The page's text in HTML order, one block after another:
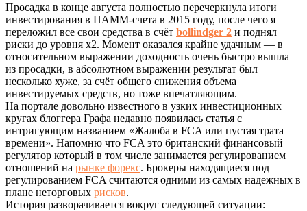
Просадка в конце августа полностью перечеркнула итоги
инвестирования в ПАММ-счета в 2015 году, после чего я
переложил все свои средства в счёт bollindger 2 и поднял
риски до уровня х2. Момент оказался крайне удачным — в
относительном выражении доходность очень быстро вышла
из просадки, в абсолютном выражении результат был
несколько хуже, за счёт общего снижения объема
инвестируемых средств, но тоже впечатляющим.
На портале довольно известного в узких инвестиционных
кругах блоггера Графа недавно появилась статья с
интригующим названием «Жалоба в FCA или пустая трата
времени». Напомню что FCA это британский финансовый
регулятор который в том числе занимается регулированием
отношений на рынке форекс. Брокеры находящиеся под
регулированием FCA считаются одними из самых надежных в
плане неторговых рисков.
История разворачивается вокруг следующей ситуации: